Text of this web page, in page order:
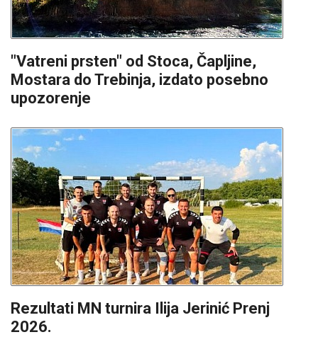
"Vatreni prsten" od Stoca, Čapljine,
Mostara do Trebinja, izdato posebno
upozorenje
Rezultati MN turnira Ilija Jerinić Prenj
2026.